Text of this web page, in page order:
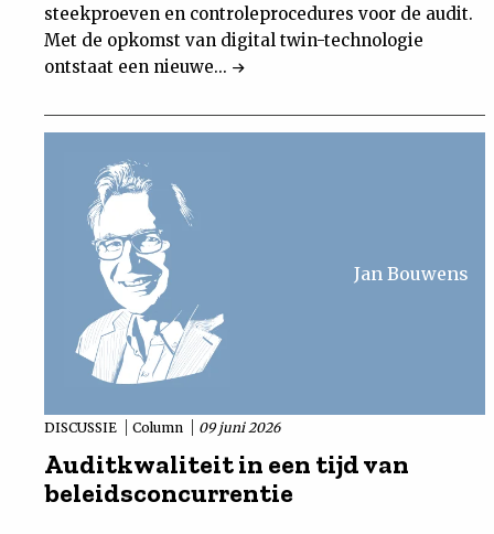
steekproeven en controleprocedures voor de audit.
Met de opkomst van digital twin-technologie
ontstaat een nieuwe...
Jan Bouwens
DISCUSSIE Column 09 juni 2026
Auditkwaliteit in een tijd van
beleidsconcurrentie